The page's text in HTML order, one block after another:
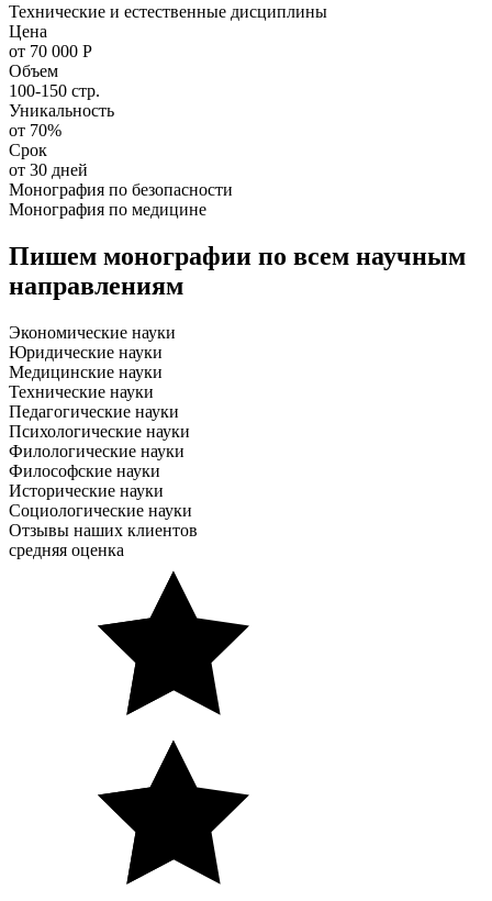
Технические и естественные дисциплины
Цена
от 70 000 Р
Объем
100-150 стр.
Уникальность
от 70%
Срок
от 30 дней
Монография по безопасности
Монография по медицине
Пишем монографии по всем научным
направлениям
Экономические науки
Юридические науки
Медицинские науки
Технические науки
Педагогические науки
Психологические науки
Филологические науки
Философские науки
Исторические науки
Социологические науки
Отзывы наших клиентов
средняя оценка